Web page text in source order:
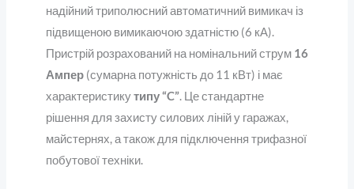
надійний триполюсний автоматичний вимикач із
підвищеною вимикаючою здатністю (6 кА).
Пристрій розрахований на номінальний струм 16
Ампер(сумарна потужність до 11 кВт) і має
характеристикутипу “C”. Це стандартне
рішення для захисту силових ліній у гаражах,
майстернях, а також для підключення трифазної
побутової техніки.